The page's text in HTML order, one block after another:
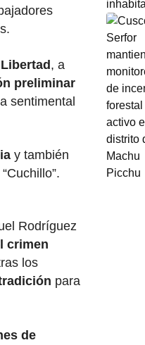
, a
preliminar
sentimental
y también
Rodríguez
crimen
los
para
de